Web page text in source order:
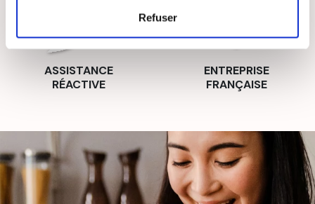
Refuser
ASSISTANCE
RÉACTIVE
ENTREPRISE
FRANÇAISE